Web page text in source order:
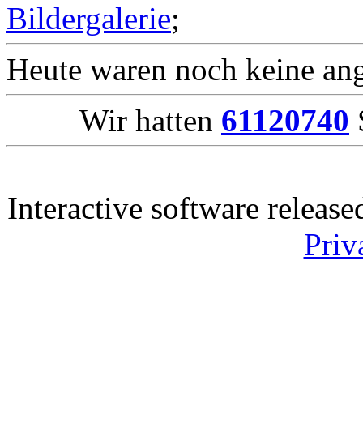
Bildergalerie;
Heute waren noch keine
Wir hatten 61120740
Interactive software